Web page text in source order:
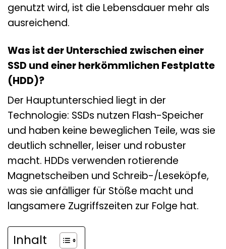
genutzt wird, ist die Lebensdauer mehr als
ausreichend.
Was ist der Unterschied zwischen einer
SSD und einer herkömmlichen Festplatte
(HDD)?
Der Hauptunterschied liegt in der
Technologie: SSDs nutzen Flash-Speicher
und haben keine beweglichen Teile, was sie
deutlich schneller, leiser und robuster
macht. HDDs verwenden rotierende
Magnetscheiben und Schreib-/Leseköpfe,
was sie anfälliger für Stöße macht und
langsamere Zugriffszeiten zur Folge hat.
Inhalt